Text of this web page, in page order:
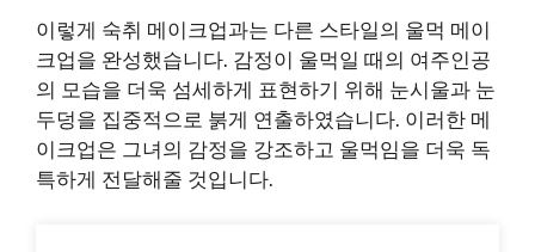
이렇게 숙취 메이크업과는 다른 스타일의 울먹 메이
크업을 완성했습니다. 감정이 울먹일 때의 여주인공
의 모습을 더욱 섬세하게 표현하기 위해 눈시울과 눈
두덩을 집중적으로 붉게 연출하였습니다. 이러한 메
이크업은 그녀의 감정을 강조하고 울먹임을 더욱 독
특하게 전달해줄 것입니다.